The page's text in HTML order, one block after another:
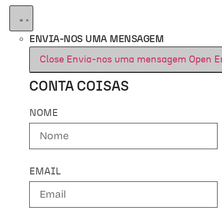
ENVIA-NOS UMA MENSAGEM
Close Envia-nos uma mensagem Open
CONTA COISAS
NOME
EMAIL